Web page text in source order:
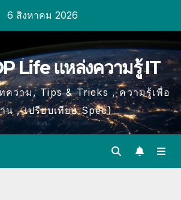
6 สิงหาคม 2026
Life แหล่งความรู้ IT
ความ, Tips & Tricks , ความรู้เพื่อ
น , เปรียบเทียบ Spec)